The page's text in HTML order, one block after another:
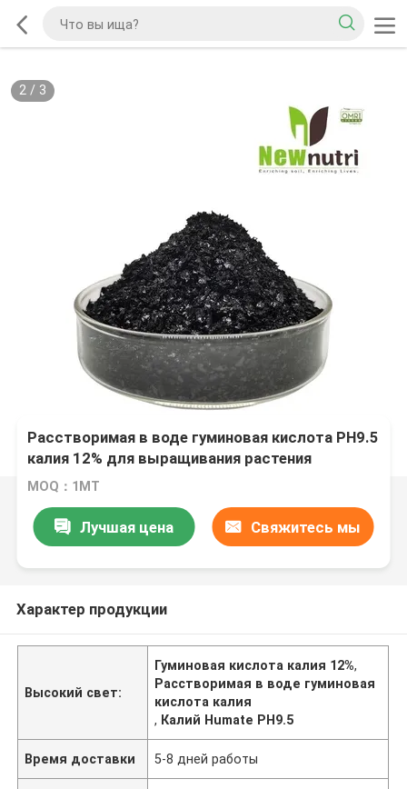
2/ 3
Расстворимая в воде гуминовая кислота PH9.5
калия 12% для выращивания растения
MOQ：1МТ
Лучшая цена Свяжитесь мы
Характер продукции
Высокий свет:
Гуминовая кислота калия 12%,
Расстворимая в воде гуминовая
кислота калия
, Калий Humate PH9.5
Время доставки 5-8 дней работы